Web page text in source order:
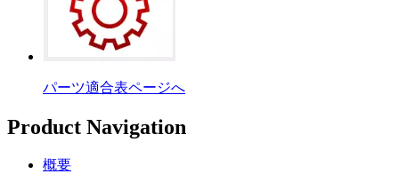
パーツ適合表ページへ
Product Navigation
概要